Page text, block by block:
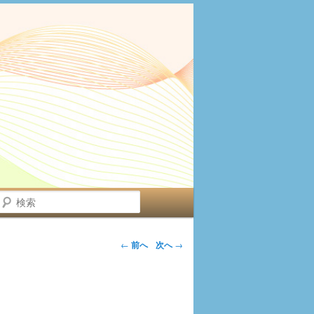
検
索
← 前へ 次へ→